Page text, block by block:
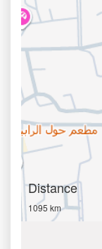
Distance
1095 km